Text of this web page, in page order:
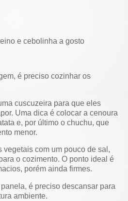
e cebolinha a gosto
é preciso cozinhar os
cuscuzeira para que eles
Uma dica é colocar a cenoura
e, por último o chuchu, que
menor.
vegetais com um pouco de sal,
o cozimento. O ponto ideal é
porém ainda firmes.
é preciso descansar para
ambiente.